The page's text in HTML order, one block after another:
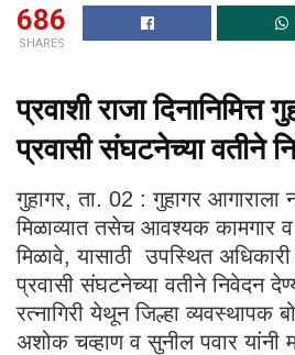
686
SHARES
प्रवाशी राजा दिनानिमित्त
प्रवासी संघटनेच्या वतीने
गुहागर, ता. 02 : गुहागर आगाराला
मिळाव्यात तसेच आवश्यक कामगार व
मिळावे, यासाठी उपस्थित अधिकारी
प्रवासी संघटनेच्या वतीने निवेदन
रत्नागिरी येथून जिल्हा
अशोक चव्हाण व सुनील पवार यांनी